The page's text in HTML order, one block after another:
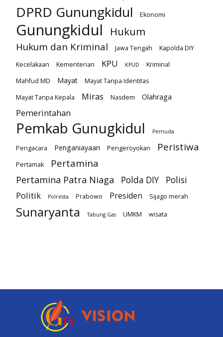
DPRD Gunungkidul Ekonomi
Gunungkidul Hukum
Hukum dan Kriminal Jawa Tengah
Kapolda DIY
Kecelakaan
Kementerian KPU KPUD
Kriminal
Mahfud MD
Mayat
Mayat Tanpa Identitas
Mayat Tanpa Kepala
Miras Nasdem Olahraga
Pemerintahan
Pemkab Gunugkidul Pemuda
Pengacara Penganiayaan Pengeroyokan Peristiwa
Pertamak Pertamina
Pertamina Patra Niaga Polda DIY
Polisi
Politik
Polresta Prabowo Presiden Sijago merah
Sunaryanta Tabung Gas UMKM wisata